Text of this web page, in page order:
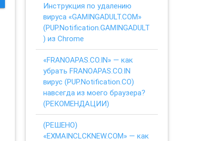
Инструкция по удалению
вируса «GAMINGADULT.COM»
(PUP.Notification.GAMINGADULT
) из Chrome
«FRANOAPAS.CO.IN» — как
убрать FRANOAPAS.CO.IN
вирус (PUP.Notification.CO)
навсегда из моего браузера?
(РЕКОМЕНДАЦИИ)
(РЕШЕНО)
«EXMAINCLCKNEW.COM» — как